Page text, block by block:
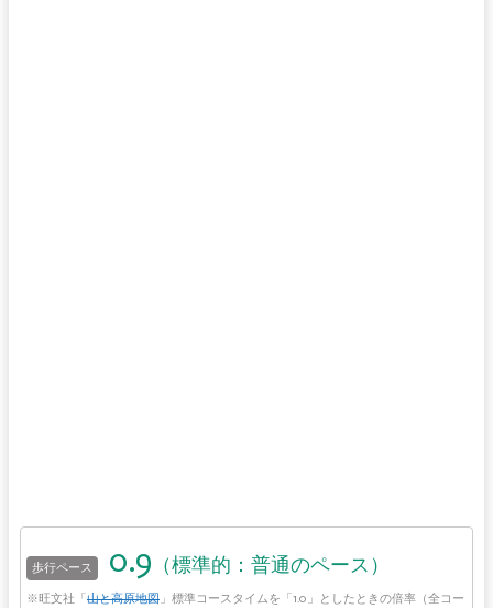
歩行ペース 0.9 （標準的：普通のペース）
※旺文社「 山と高原地図 」標準コースタイムを「1.0」としたときの倍率（全コー